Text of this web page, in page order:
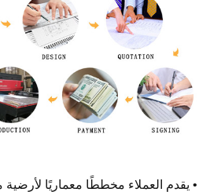
• يقدم العملاء مخططًا معماريًا لأرضية